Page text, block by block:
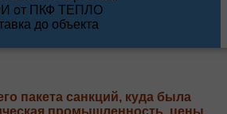
пакета санкций, куда была